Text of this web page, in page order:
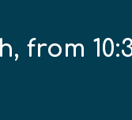
from